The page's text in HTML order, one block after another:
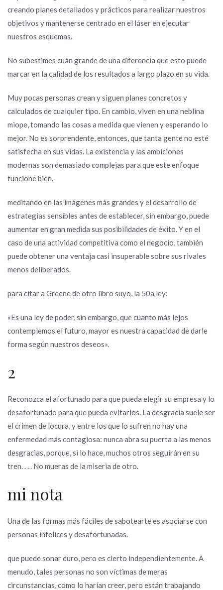
creando planes detallados y prácticos para realizar nuestros
objetivos y mantenerse centrado en el láser en ejecutar
nuestros esquemas.
No subestimes cuán grande de una diferencia que esto puede
marcar en la calidad de los resultados a largo plazo en su vida.
Muy pocas personas crean y siguen planes concretos y
calculados de cualquier tipo. En cambio, viven en una neblina
miope, tomando las cosas a medida que vienen y esperando lo
mejor. No es sorprendente, entonces, que tanta gente no esté
satisfecha en sus vidas. La existencia y las ambiciones
modernas son demasiado complejas para que este enfoque
funcione bien.
meditando en las imágenes más grandes y el desarrollo de
estrategias sensibles antes de establecer, sin embargo, puede
aumentar en gran medida sus posibilidades de éxito. Y en el
caso de una actividad competitiva como el negocio, también
puede obtener una ventaja casi insuperable sobre sus rivales
menos deliberados.
para citar a Greene de otro libro suyo, la 50a ley:
«Es una ley de poder, sin embargo, que cuanto más lejos
contemplemos el futuro, mayor es nuestra capacidad de darle
forma según nuestros deseos».
2
Reconozca el afortunado para que pueda elegir su empresa y lo
desafortunado para que pueda evitarlos. La desgracia suele ser
el crimen de locura, y entre los que lo sufren no hay una
enfermedad más contagiosa: nunca abra su puerta a las menos
desgracias, porque, si lo hace, muchos otros seguirán en su
tren. . . . No mueras de la miseria de otro.
mi nota
Una de las formas más fáciles de sabotearte es asociarse con
personas infelices y desafortunadas.
que puede sonar duro, pero es cierto independientemente. A
menudo, tales personas no son víctimas de meras
circunstancias, como lo harían creer, pero están trabajando